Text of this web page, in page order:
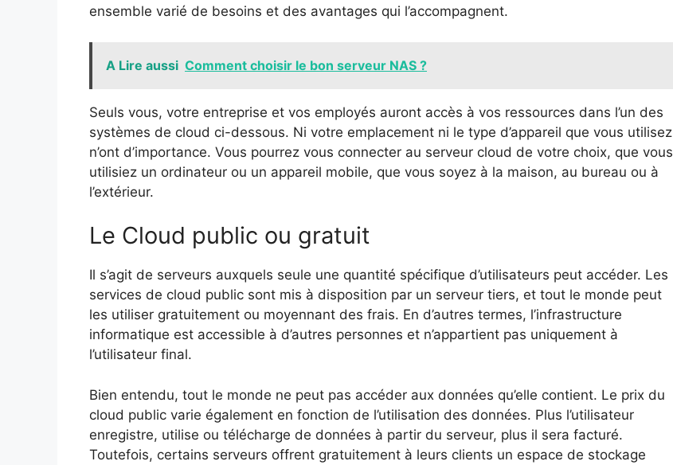
ensemble varié de besoins et des avantages qui l’accompagnent.
A Lire aussi Comment choisir le bon serveur NAS ?
Seuls vous, votre entreprise et vos employés auront accès à vos ressources dans l’un des
systèmes de cloud ci-dessous. Ni votre emplacement ni le type d’appareil que vous utilisez
n’ont d’importance. Vous pourrez vous connecter au serveur cloud de votre choix, que vous
utilisiez un ordinateur ou un appareil mobile, que vous soyez à la maison, au bureau ou à
l’extérieur.
Le Cloud public ou gratuit
Il s’agit de serveurs auxquels seule une quantité spécifique d’utilisateurs peut accéder. Les
services de cloud public sont mis à disposition par un serveur tiers, et tout le monde peut
les utiliser gratuitement ou moyennant des frais. En d’autres termes, l’infrastructure
informatique est accessible à d’autres personnes et n’appartient pas uniquement à
l’utilisateur final.
Bien entendu, tout le monde ne peut pas accéder aux données qu’elle contient. Le prix du
cloud public varie également en fonction de l’utilisation des données. Plus l’utilisateur
enregistre, utilise ou télécharge de données à partir du serveur, plus il sera facturé.
Toutefois, certains serveurs offrent gratuitement à leurs clients un espace de stockage